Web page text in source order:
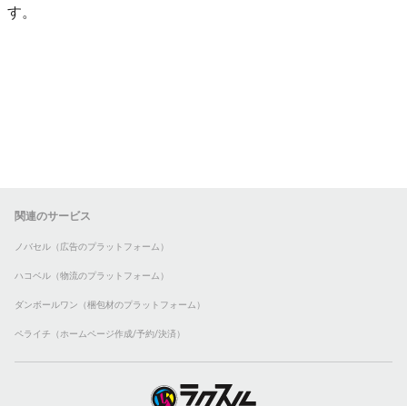
す。
関連のサービス
ノバセル（広告のプラットフォーム）
ハコベル（物流のプラットフォーム）
ダンボールワン（梱包材のプラットフォーム）
ペライチ（ホームページ作成/予約/決済）